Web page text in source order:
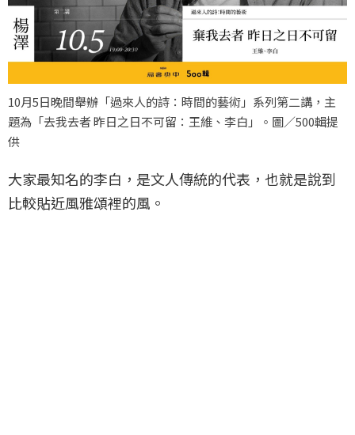
10月5日晚間舉辦「過來人的詩：時間的藝術」系列第二講，主
題為「去我去者 昨日之日不可留：王維、李白」。圖／500輯提
供
大家最知名的李白，是文人傳統的代表，也就是說到
比較貼近風雅頌裡的風。